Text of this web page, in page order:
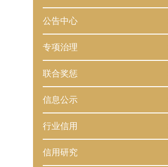
公告中心
专项治理
联合奖惩
信息公示
行业信用
信用研究